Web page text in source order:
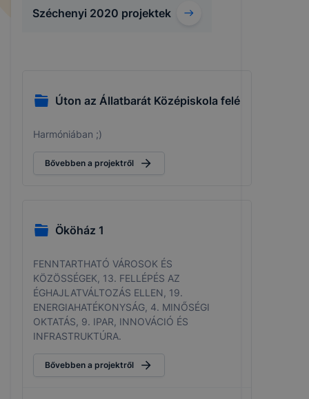
Széchenyi 2020 projektek
Úton az Állatbarát Középiskola felé
Harmóniában ;)
Bővebben a projektről
Ököház 1
FENNTARTHATÓ VÁROSOK ÉS
KÖZÖSSÉGEK, 13. FELLÉPÉS AZ
ÉGHAJLATVÁLTOZÁS ELLEN, 19.
ENERGIAHATÉKONYSÁG, 4. MINŐSÉGI
OKTATÁS, 9. IPAR, INNOVÁCIÓ ÉS
INFRASTRUKTÚRA.
Bővebben a projektről